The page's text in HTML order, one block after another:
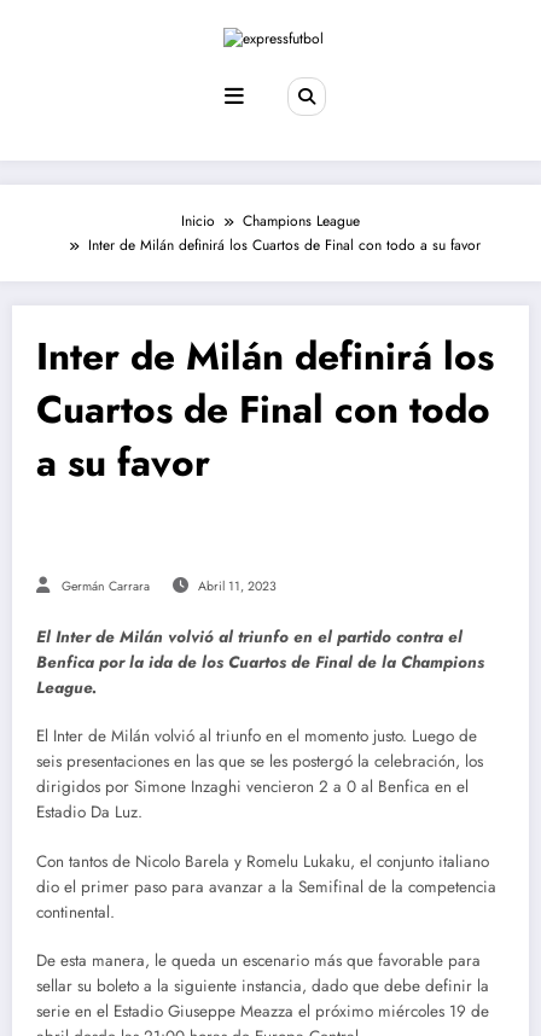
Inicio
Champions League
Inter de Milán definirá los Cuartos de Final con todo a su favor
Inter de Milán definirá los
Cuartos de Final con todo
a su favor
Germán Carrara Abril 11, 2023
El Inter de Milán volvió al triunfo en el partido contra el
Benfica por la ida de los Cuartos de Final de la Champions
League.
El Inter de Milán volvió al triunfo en el momento justo. Luego de
seis presentaciones en las que se les postergó la celebración, los
dirigidos por Simone Inzaghi vencieron 2 a 0 al Benfica en el
Estadio Da Luz.
Con tantos de Nicolo Barela y Romelu Lukaku, el conjunto italiano
dio el primer paso para avanzar a la Semifinal de la competencia
continental.
De esta manera, le queda un escenario más que favorable para
sellar su boleto a la siguiente instancia, dado que debe definir la
serie en el Estadio Giuseppe Meazza el próximo miércoles 19 de